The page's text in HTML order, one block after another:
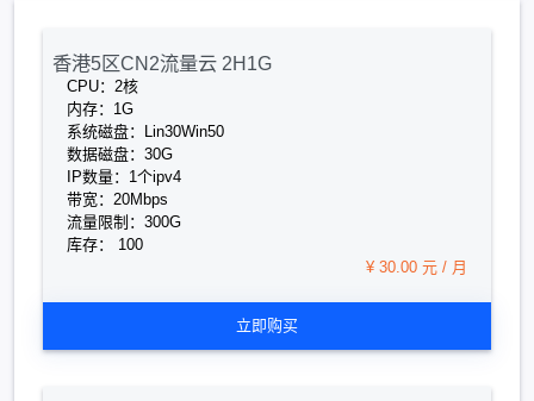
香港5区CN2流量云 2H1G
CPU：2核
内存：1G
系统磁盘：Lin30Win50
数据磁盘：30G
IP数量：1个ipv4
带宽：20Mbps
流量限制：300G
库存： 100
¥ 30.00 元 / 月
立即购买